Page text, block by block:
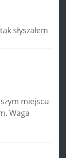
słyszałem
miejscu
Waga